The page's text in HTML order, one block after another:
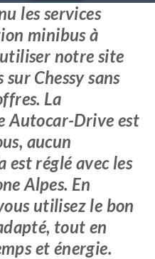
les services
minibus à
utiliser notre site
Chessy sans
La
Autocar-Drive est
aucun
est réglé avec les
Alpes. En
utilisez le bon
tout en
et énergie.